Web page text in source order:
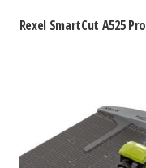
Rexel SmartCut A525 Pro